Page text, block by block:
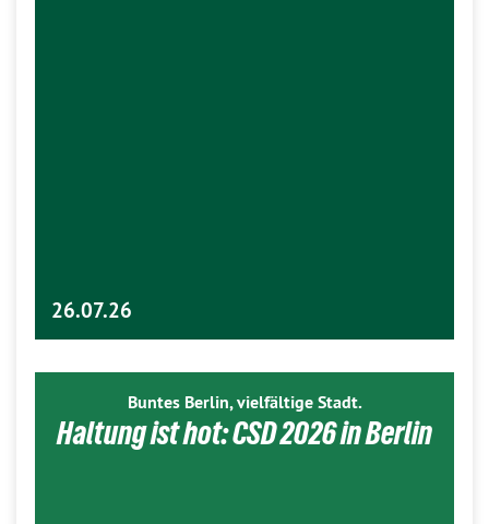
26.07.26
Buntes Berlin, vielfältige Stadt.
Haltung ist hot: CSD 2026 in Berlin